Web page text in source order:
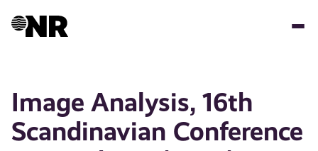
Image Analysis, 16th
Scandinavian Conference